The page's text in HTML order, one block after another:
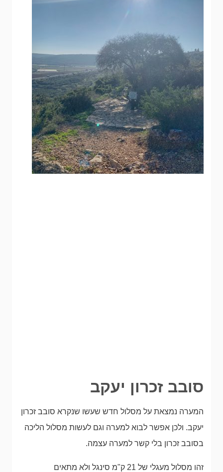
סובב זכרון יעקב
המערה נמצאת על מסלול חדש שעשו שנקרא סובב זכרון
יעקב. ולכן אפשר לבוא למערה וגם לעשות מסלול הליכה
בסובב זכרון בלי קשר למערה עצמה.
זהו מסלול מעגלי של 21 ק"מ סינגל ולא מתאים